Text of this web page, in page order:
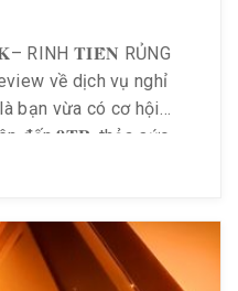
RINH 𝐓𝐈𝐄̂̀𝐍 RỦNG
về dịch vụ nghỉ
bạn vừa có cơ hội
đến 𝟗𝐓𝐑, thỏa sức
thành Hot TikToker.